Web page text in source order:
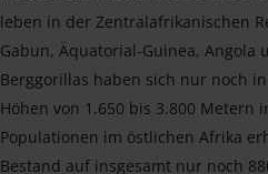
leben in der Zentralafrikanischen
Gabun, Äquatorial-Guinea, Angola
Berggorillas haben sich nur noch
Höhen von 1.650 bis 3.800 Metern
Populationen im östlichen Afrika
Bestand auf insgesamt nur noch